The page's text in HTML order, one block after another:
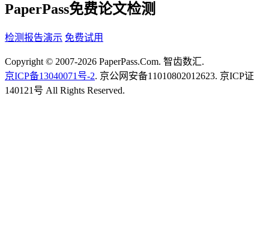
PaperPass免费论文检测
检测报告演示 免费试用
Copyright © 2007-2026 PaperPass.Com. 智齿数汇.
京ICP备13040071号-2. 京公网安备11010802012623. 京ICP证
140121号 All Rights Reserved.